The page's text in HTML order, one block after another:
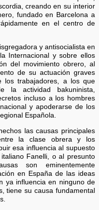
creando en su interior
fundado en Barcelona a
en el centro de
y antisocialista en
Internacional y sobre ellos
del movimiento obrero, al
de su actuación graves
los trabajadores, a los que
la actividad bakuninista,
incluso a los hombres
y apoderarse de los
Española.
las causas principales
la clase obrera y los
esa influencia al supuesto
Fanelli, o al presunto
son eminentemente
en España de las ideas
ya influencia en ninguno de
tiene su causa fundamental